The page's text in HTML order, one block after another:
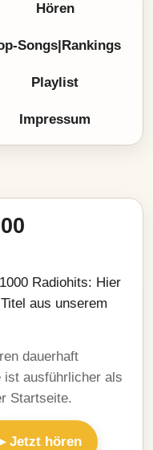
Hören
Songs|Rankings
Playlist
Impressum
Radiohits: Hier
aus unserem
dauerhaft
ist ausführlicher als
Startseite.
Jetzt hören